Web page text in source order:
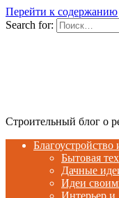
Перейти к содержанию
Search for:
Строительный блог о
Благоустройство
Бытовая
Дачные
Идеи
Интерьер и